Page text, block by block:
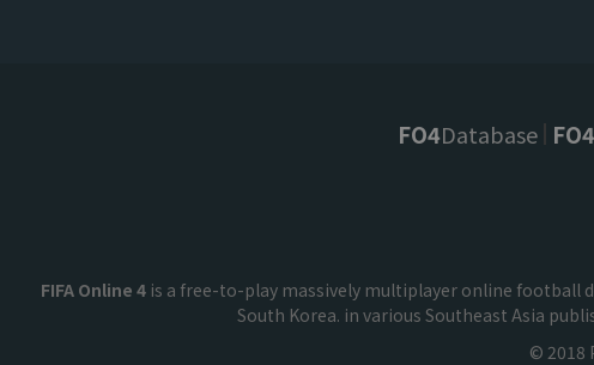
FO4Database FO4
FIFA Online 4 is a free-to-play massively multiplayer online football
South Korea. in various Southeast Asia
© 2018